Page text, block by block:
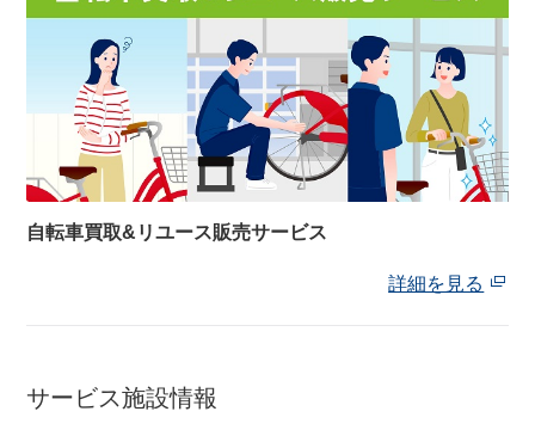
サイクルパートナー
自転車買取専門サービス
お知らせ
自転車買取&リユース販売サービス
詳細を見る
サービス施設情報